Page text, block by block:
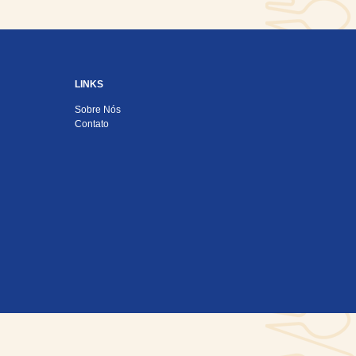
LINKS
Sobre Nós
Contato